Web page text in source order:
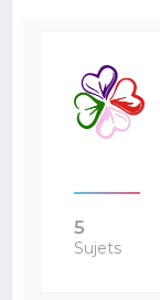
5
Sujets